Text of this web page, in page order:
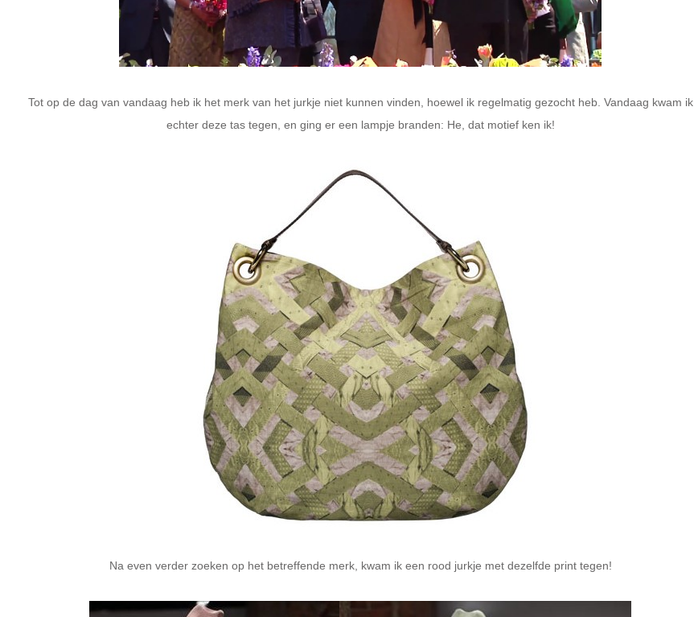
Tot op de dag van vandaag heb ik het merk van het jurkje niet kunnen vinden, hoewel ik regelmatig gezocht heb. Vandaag kwam ik
echter deze tas tegen, en ging er een lampje branden: He, dat motief ken ik!
Na even verder zoeken op het betreffende merk, kwam ik een rood jurkje met dezelfde print tegen!